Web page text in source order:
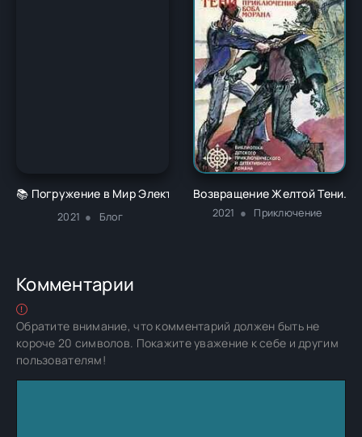
📚 Погружение в Мир Электронных Книг 🌐
2021 Блог
Возвращение Желтой Тени.
2021 Приключение
Комментарии
Обратите внимание, что комментарий должен быть не
короче 20 символов. Покажите уважение к себе и другим
пользователям!